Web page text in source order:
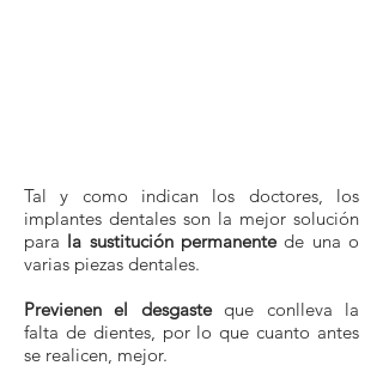
Tal y como indican los doctores, los
implantes dentales son la mejor solución
para la sustitución permanentede una o
varias piezas dentales.
Previenen el desgasteque conlleva la
falta de dientes, por lo que cuanto antes
se realicen, mejor.